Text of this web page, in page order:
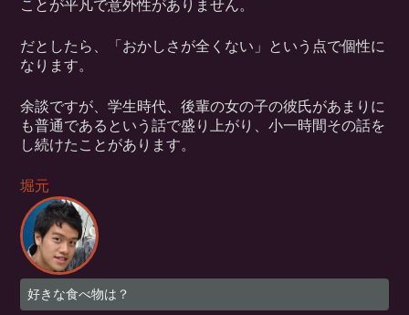
ことが平凡で意外性がありません。
だとしたら、「おかしさが全くない」という点で個性に
なります。
余談ですが、学生時代、後輩の女の子の彼氏があまりに
も普通であるという話で盛り上がり、小一時間その話を
し続けたことがあります。
堀元
好きな食べ物は？